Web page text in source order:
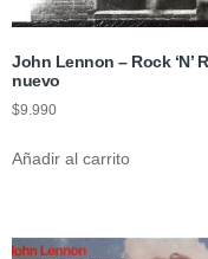
John Lennon – Rock ‘N’
nuevo
$9.990
Añadir al carrito